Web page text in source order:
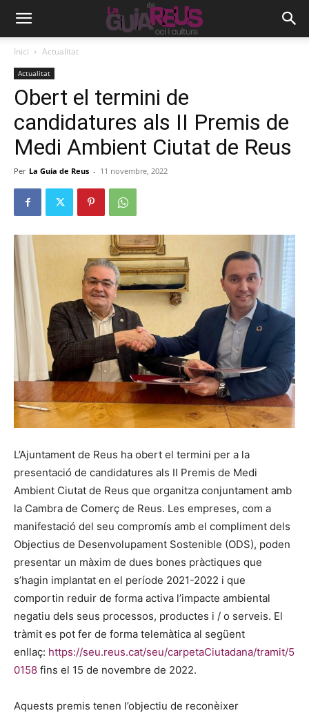
Inici Actualitat
Actualitat
Obert el termini de
candidatures als II Premis de
Medi Ambient Ciutat de Reus
Per La Guia de Reus - 11 novembre, 2022
L’Ajuntament de Reus ha obert el termini per a la
presentació de candidatures als II Premis de Medi
Ambient Ciutat de Reus que organitza conjuntament amb
la Cambra de Comerç de Reus. Les empreses, com a
manifestació del seu compromís amb el compliment dels
Objectius de Desenvolupament Sostenible (ODS), poden
presentar un màxim de dues bones pràctiques que
s’hagin implantat en el període 2021-2022 i que
comportin reduir de forma activa l’impacte ambiental
negatiu dels seus processos, productes i / o serveis. El
tràmit es pot fer de forma telemàtica al següent
enllaç: https://seu.reus.cat/seu/carpetaCiutadana/tramit/5
0158 fins el 15 de novembre de 2022.
Aquests premis tenen l’objectiu de reconèixer